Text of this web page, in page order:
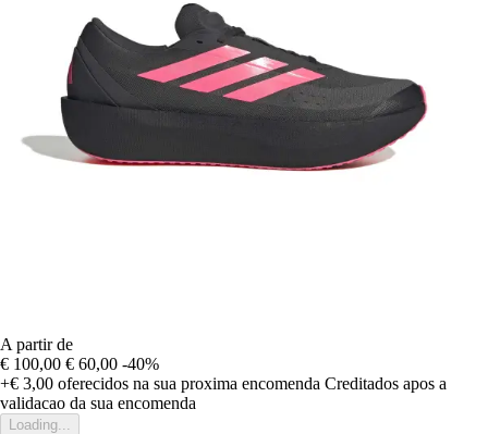
A partir de
€ 100,00 € 60,00 -40%
+€ 3,00 oferecidos na sua proxima encomenda Creditados apos a
validacao da sua encomenda
Loading...